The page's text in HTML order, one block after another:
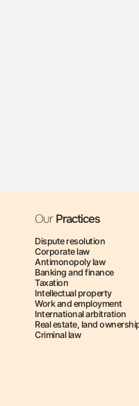
OurPractices
Dispute resolution
Corporate law
Antimonopoly law
Banking and finance
Taxation
Intellectual property
Work and employment
International arbitration
Real estate, land
Criminal law